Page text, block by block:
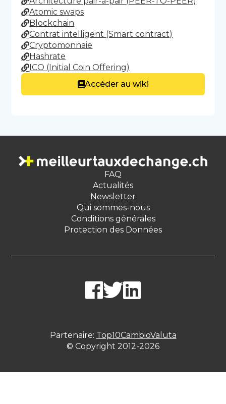
Atomic swaps
Blockchain
Contrat intelligent (Smart contract)
Cryptomonnaie
Hashrate
ICO (Initial Coin Offering)
Accéder au wiki
FAQ
Actualités
Newsletter
Qui sommes-nous
Conditions générales
Protection des Données
Partenaire: Top10CambioValuta
© Copyright 2012-2026